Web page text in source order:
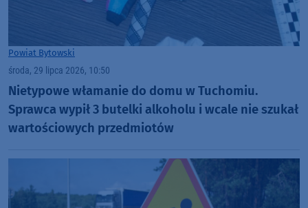
Powiat Bytowski
środa, 29 lipca 2026, 10:50
Nietypowe włamanie do domu w Tuchomiu.
Sprawca wypił 3 butelki alkoholu i wcale nie szukał
wartościowych przedmiotów